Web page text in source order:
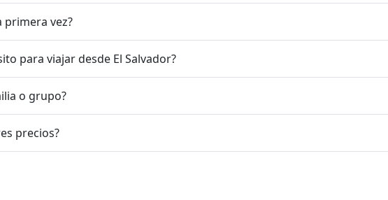
primera vez?
para viajar desde El Salvador?
o grupo?
precios?